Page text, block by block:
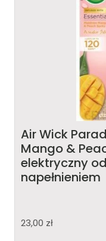
Air Wick
Mango &
elektryczny
napełnieniem
23,00 zł